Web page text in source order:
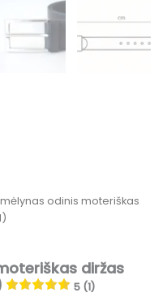
odinis moteriškas
diržas
5 (1)